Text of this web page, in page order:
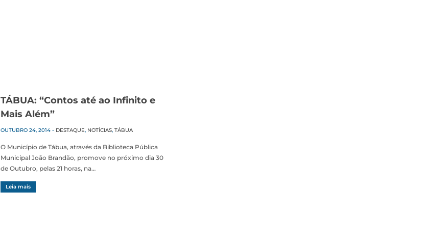
TÁBUA: “Contos até ao Infinito e
Mais Além”
OUTUBRO 24, 2014 - DESTAQUE, NOTÍCIAS,TÁBUA
O Município de Tábua, através da Biblioteca Pública
Municipal João Brandão, promove no próximo dia 30
de Outubro, pelas 21 horas, na…
Leia mais